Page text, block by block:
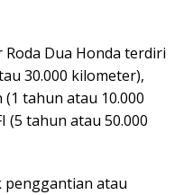
Dua Honda terdiri
30.000 kilometer),
tahun atau 10.000
(5 tahun atau 50.000
penggantian atau